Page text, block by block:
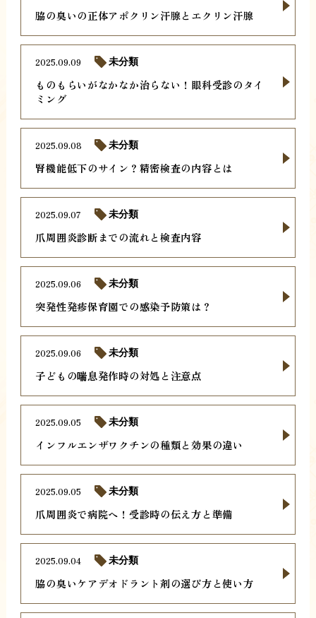
脇の臭いの正体アポクリン汗腺とエクリン汗腺
ものもらいがなかなか治らない！眼科受診のタイ
ミング
2025.09.09 未分類
腎機能低下のサイン？精密検査の内容とは
2025.09.08 未分類
爪周囲炎診断までの流れと検査内容
2025.09.07 未分類
突発性発疹保育園での感染予防策は？
2025.09.06 未分類
子どもの喘息発作時の対処と注意点
2025.09.06 未分類
インフルエンザワクチンの種類と効果の違い
2025.09.05 未分類
爪周囲炎で病院へ！受診時の伝え方と準備
2025.09.05 未分類
脇の臭いケアデオドラント剤の選び方と使い方
2025.09.04 未分類